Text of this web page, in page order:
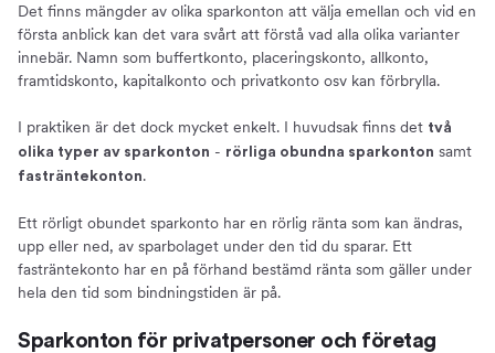
Det finns mängder av olika sparkonton att välja emellan och vid en
första anblick kan det vara svårt att förstå vad alla olika varianter
innebär. Namn som buffertkonto, placeringskonto, allkonto,
framtidskonto, kapitalkonto och privatkonto osv kan förbrylla.
I praktiken är det dock mycket enkelt. I huvudsak finns det två
olika typer av sparkonton - rörliga obundna sparkonton samt
fasträntekonton.
Ett rörligt obundet sparkonto har en rörlig ränta som kan ändras,
upp eller ned, av sparbolaget under den tid du sparar. Ett
fasträntekonto har en på förhand bestämd ränta som gäller under
hela den tid som bindningstiden är på.
Sparkonton för privatpersoner och företag